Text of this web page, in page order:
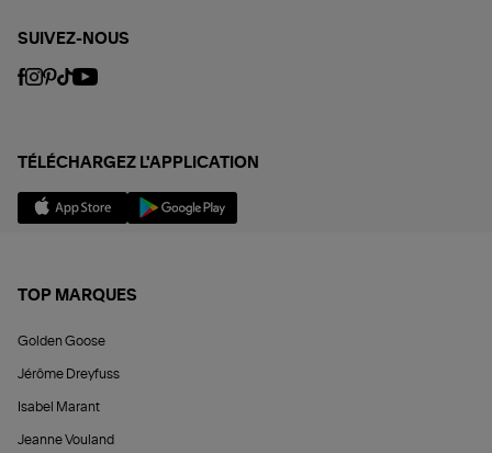
SUIVEZ-NOUS
TÉLÉCHARGEZ L'APPLICATION
TOP MARQUES
Golden Goose
Jérôme Dreyfuss
Isabel Marant
Jeanne Vouland